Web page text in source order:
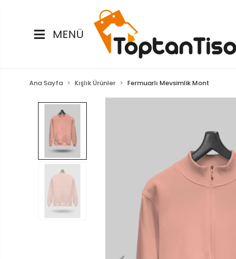
MENÜ
Ana Sayfa Kışlık Ürünler Fermuarlı Mevsimlik Mont